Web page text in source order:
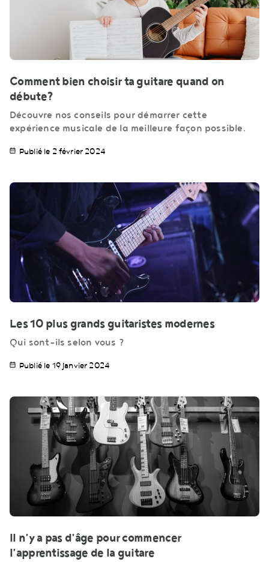
Comment bien choisir ta guitare quand on
débute?
Découvre nos conseils pour démarrer cette
expérience musicale de la meilleure façon possible.
Publié le 2 février 2024
Les 10 plus grands guitaristes modernes
Qui sont-ils selon vous ?
Publié le 19 janvier 2024
Il n’y a pas d’âge pour commencer
l’apprentissage de la guitare